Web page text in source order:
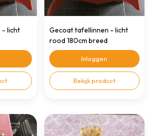
- licht
Gecoat tafellinnen - licht
rood 180cm breed
Inloggen
Bekijk product